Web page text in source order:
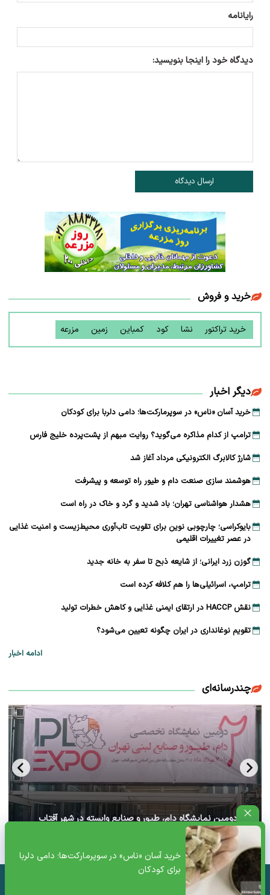
خرید آسان «ناس» در سوپرمارکت‌ها؛ دامی دلربا
برای کودکان
رایانامه
دیدگاه خود را اینجا بنویسید:
ارسال دیدگاه
خرید و فروش
خرید تراکتور نشا کود کمباین زمین مزرعه
دیگر اخبار
خرید آسان «ناس» در سوپرمارکت‌ها؛ دامی دلربا برای کودکان
ترامپ از کدام مذاکره می‌گوید؟ روایت مبهم از پشت‌پرده خلیج فارس
شارژ کالابرگ الکترونیکی مرداد آغاز شد
هوشمند سازی صنعت دام و طیور راه توسعه و پیشرفت
هشدار هواشناسی تهران؛ باد شدید و گرد و خاک در راه است
بایوکراسی؛ چارچوبی نوین برای تقویت تاب‌آوری محیط‌زیست و امنیت غذایی
در عصر تغییرات اقلیمی
گوزن زرد ایرانی؛ از شایعه ذبح تا سفر به خانه جدید
ترامپ، اسرائیلی‌ها را هم کلافه کرده است
نقش HACCP در ارتقای ایمنی غذایی و کاهش خطرات تولید
تقویم نوغانداری در ایران چگونه تعیین می‌شود؟
ادامه اخبار
چندرسانه‌ای
آغاز دومین نمایشگاه دام، طیور و صنایع وابسته در شهر آفتاب
تهران+ ویدئو